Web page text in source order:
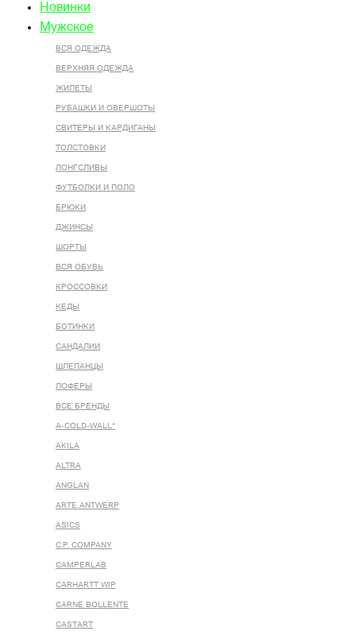
Новинки
Мужское
ВСЯ ОДЕЖДА
ВЕРХНЯЯ ОДЕЖДА
ЖИЛЕТЫ
РУБАШКИ И ОВЕРШОТЫ
СВИТЕРЫ И КАРДИГАНЫ
ТОЛСТОВКИ
ЛОНГСЛИВЫ
ФУТБОЛКИ И ПОЛО
БРЮКИ
ДЖИНСЫ
ШОРТЫ
ВСЯ ОБУВЬ
КРОССОВКИ
КЕДЫ
БОТИНКИ
САНДАЛИИ
ШЛЕПАНЦЫ
ЛОФЕРЫ
ВСЕ БРЕНДЫ
A-COLD-WALL*
AKILA
ALTRA
ANGLAN
ARTE ANTWERP
ASICS
C.P. COMPANY
CAMPERLAB
CARHARTT WIP
CARNE BOLLENTE
CASTART